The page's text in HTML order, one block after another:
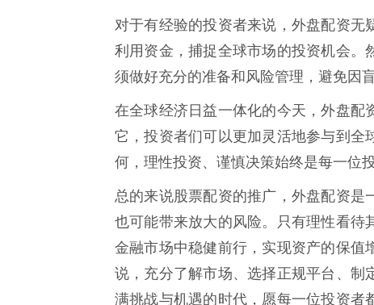
对于有经验的投资者来说，外盘配资
利用资金，捕捉全球市场的投资机会。
须做好充分的准备和风险管理，避免因
在全球经济日益一体化的今天，外盘配
它，投资者们可以更加灵活地参与到全
何，理性投资、谨慎决策始终是每一位
总的来说股票配资的推广，外盘配资是
也可能带来放大的风险。只有理性看待
金融市场中稳健前行，实现资产的保值
说，充分了解市场、选择正规平台、制
满挑战与机遇的时代，愿每一位投资者